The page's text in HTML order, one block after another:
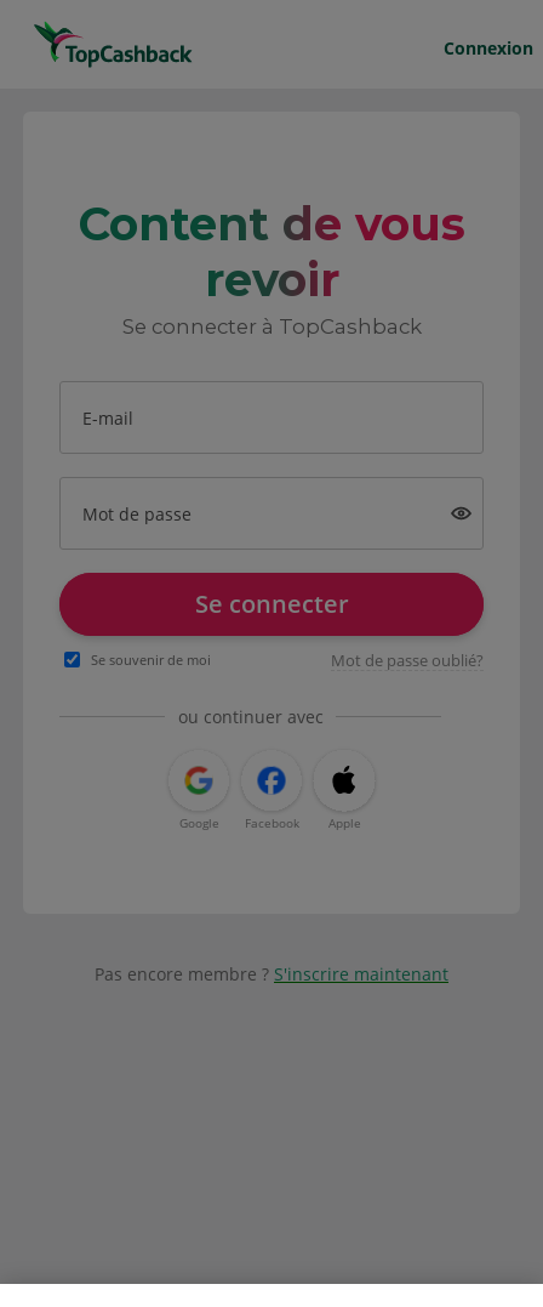
Connexion
Content de vous
revoir
Se connecter à TopCashback
E-mail
Mot de passe
Se connecter
Se souvenir de moi Mot de passe oublié?
ou continuer avec
Google Facebook Apple
Pas encore membre ? S'inscrire maintenant